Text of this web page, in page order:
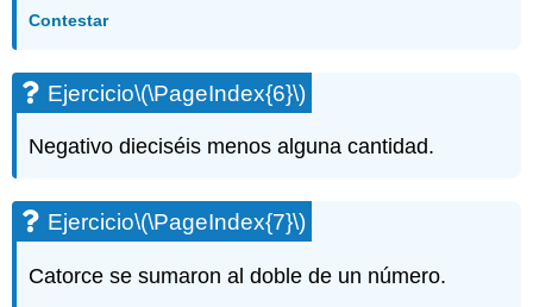
Contestar
Ejercicio\(\PageIndex{6}\)
Negativo dieciséis menos alguna cantidad.
Ejercicio\(\PageIndex{7}\)
Catorce se sumaron al doble de un número.